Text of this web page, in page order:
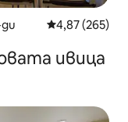
Средна
4,87 (265)
ивица